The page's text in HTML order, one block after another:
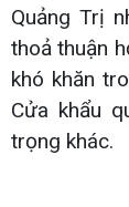
Quảng Trị
thoả thuận
khó khăn
Cửa khẩu
trọng khác.